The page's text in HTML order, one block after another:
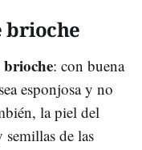
brioche
brioche: con buena
esponjosa y no
la piel del
semillas de las